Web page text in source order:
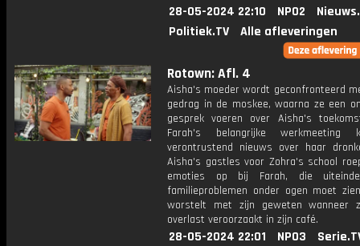
28-05-2024 22:10 NPO2
Politiek.TV
Alle afleveringen
Rotown: Afl. 4
Aisha's moeder wordt geconfronteerd
gedrag in de moskee, waarna ze een
gesprek voeren over Aisha's
Farah's belangrijke werkmeeting
verontrustend nieuws over haar
Aisha's gastles voor Zohra's school
emoties op bij Farah, die
familieproblemen onder ogen moet
worstelt met zijn geweten wanneer
overlast veroorzaakt in zijn café.
28-05-2024 22:01 NPO3